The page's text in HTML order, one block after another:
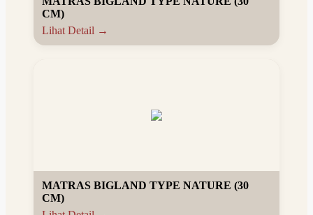
CM)
Lihat Detail →
MATRAS BIGLAND TYPE NATURE (30
CM)